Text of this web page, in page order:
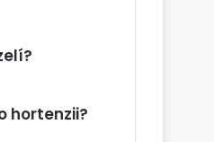
hortenzii?